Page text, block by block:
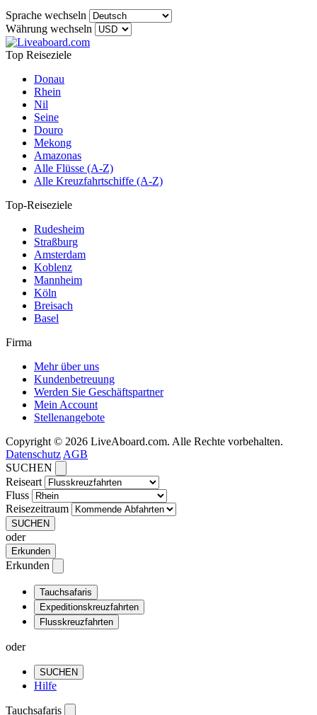
Sprache wechseln
Währung wechseln
Top Reiseziele
Donau
Rhein
Nil
Seine
Douro
Mekong
Amazonas
Alle Flüsse (A-Z)
Alle Kreuzfahrtschiffe (A-Z)
Top-Reiseziele
Rudesheim
Straßburg
Amsterdam
Koblenz
Mannheim
Köln
Breisach
Basel
Firma
Mehr über uns
Kundenbetreuung
Werden Sie Geschäftspartner
Mein Account
Stellenangebote
Copyright © 2026 LiveAboard.com. Alle Rechte vorbehalten.
Datenschutz AGB
SUCHEN
Reiseart
Fluss
Reisezeitraum
SUCHEN
oder
Erkunden
Erkunden
Tauchsafaris
Expeditionskreuzfahrten
Flusskreuzfahrten
oder
SUCHEN
Hilfe
Tauchsafaris